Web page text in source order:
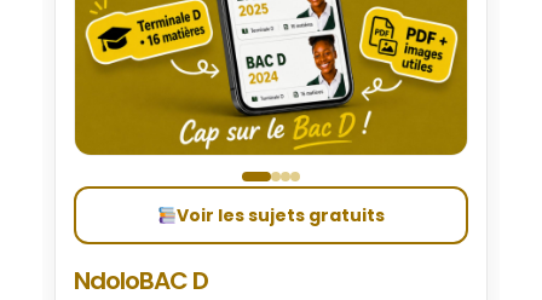
Voir les sujets gratuits
NdoloBAC D